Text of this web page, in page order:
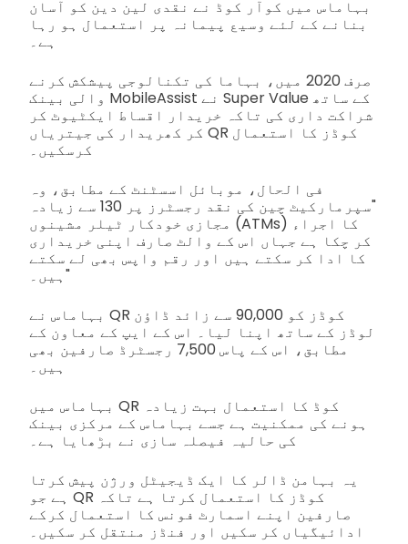
بہاماس میں کوآر کوڈ نے نقدی لین دین کو آسان
بنانے کے لئے وسیع پیمانہ پر استعمال ہو رہا
ہے۔
صرف 2020 میں، بہاما کی تکنالوجی پیشکش کرنے
والی بینک MobileAssist نے Super Value کے ساتھ
شراکت داری کی تاکہ خریدار اقساط ایکٹیوٹ کر
کر کھریدار کی جیتریاں QR کوڈز کا استعمال
کرسکیں۔
فی الحال، موبائل اسسٹنٹ کے مطابق، وہ
"سپرمارکیٹ چین کی نقد رجسٹرز پر 130 سے زیادہ
مجازی خودکار ٹیلر مشینوں (ATMs) کا اجراء
کر چکا ہے جہاں اس کے والٹ صارف اپنی خریداری
کا ادا کر سکتے ہیں اور رقم واپس بھی لے سکتے
ہیں۔"
بہاماس نے QR کوڈز کو 90,000 سے زائد ڈاؤن
لوڈز کے ساتھ اپنا لیا۔ اس کے ایپ کے معاون کے
مطابق، اس کے پاس 7,500 رجسٹرڈ صارفین بھی
ہیں۔
بہاماس میں QR کوڈ کا استعمال بہت زیادہ
ہونے کی ممکنیت ہے جسے بہاماس کے مرکزی بینک
کی حالیہ فیصلہ سازی نے بڑھایا ہے۔
یہ بہامن ڈالر کا ایک ڈیجیٹل ورژن پیش کرتا
ہے جو QR کوڈز کا استعمال کرتا ہے تاکہ
صارفین اپنے اسمارٹ فونس کا استعمال کرکے
ادائیگیاں کر سکیں اور فنڈز منتقل کر سکیں۔